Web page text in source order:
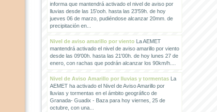
informa que mantendrá activado el nivel de aviso por
lluvias desde las 15'ooh. hasta las 23'59h. de hoy
jueves 06 de marzo, pudiéndose alcanzar 20mm. de
precipitación en...
Nivel de aviso amarillo por vientoLa AEMET
mantendrá activado el nivel de aviso amarillo por viento
desde las 09'00h. hasta las 21'00h. de hoy lunes 27 de
enero, con rachas que podrán alcanzar los 90km/h....
Nivel de Aviso Amarillo por lluvias y tormentasLa
AEMET ha activado el Nivel de Aviso Amarillo por
lluvias y tormentas en el ámbito geográfico de
Granada- Guadix - Baza para hoy viernes, 25 de
octubre, con una...